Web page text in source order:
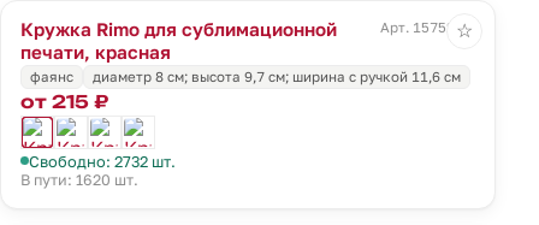
Кружка Rimo для сублимационной
печати, красная
Арт. 15752.50
фаянс диаметр 8 см; высота 9,7 см; ширина с ручкой 11,6 см
от 215 ₽
Свободно: 2732 шт.
В пути: 1620 шт.
☆